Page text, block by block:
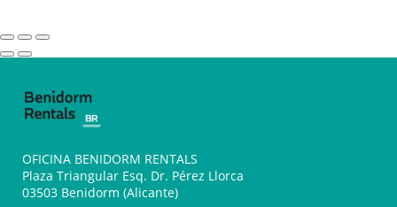
OFICINA BENIDORM RENTALS
Plaza Triangular Esq. Dr. Pérez Llorca
03503 Benidorm (Alicante)